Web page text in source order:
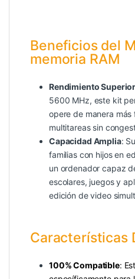
Beneficios del
memoria RAM
Rendimiento Superior
5600 MHz, este kit
opere de manera
multitareas sin
Capacidad Amplia:
familias con hijos en
un ordenador capaz
escolares, juegos y
edición de video
Características
100% Compatible: